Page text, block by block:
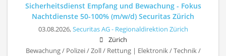
Sicherheitsdienst Empfang und Bewachung - Fokus
Nachtdienste 50-100% (m/w/d) Securitas Zürich
03.08.2026,Securitas AG - Regionaldirektion Zürich
Zürich
Bewachung / Polizei / Zoll / Rettung | Elektronik / Technik /